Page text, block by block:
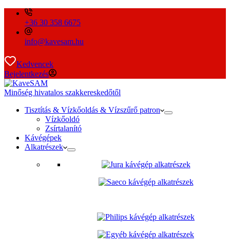
+36 30 358 6675
info@kavesam.hu
Kedvencek
Bejelentkezés
Minőség hivatalos szakkereskedőtől
Tisztítás & Vízkőoldás & Vízszűrő patron
Vízkőoldó
Zsírtalanító
Kávégépek
Alkatrészek